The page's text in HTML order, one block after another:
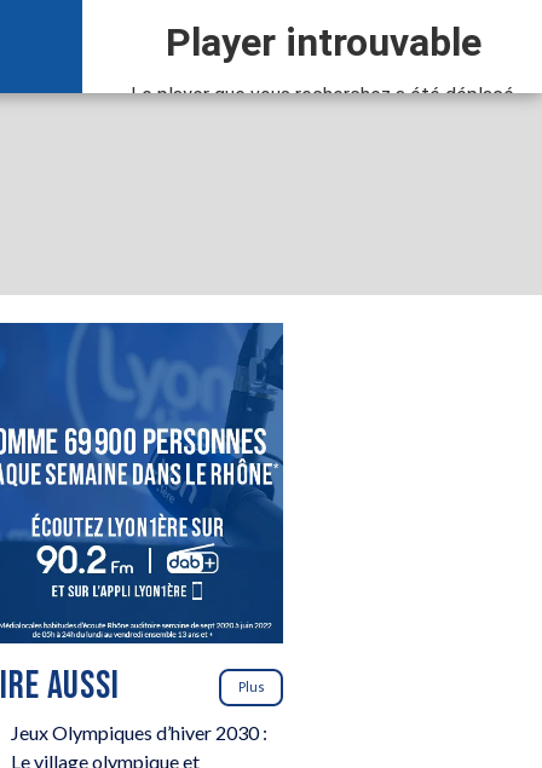
AUSSI Plus
Jeux Olympiques d’hiver 2030 :
Le village olympique et